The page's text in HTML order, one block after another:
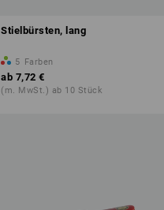
Stielbürsten, lang
5 Farben
ab 7,72 €
(m. MwSt.) ab 10 Stück